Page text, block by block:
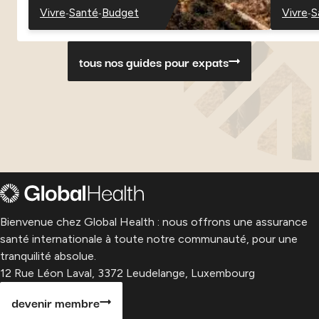
Vivre
-
Danemark
-Santé
-
Danemark
-Budget
-
Danemark
Vivre
-
--
tous nos guides pour expats
Bienvenue chez Global Health : nous offrons une assurance
santé internationale à toute notre communauté, pour une
tranquilité absolue.
12 Rue Léon Laval, 3372 Leudelange, Luxembourg
devenir membre